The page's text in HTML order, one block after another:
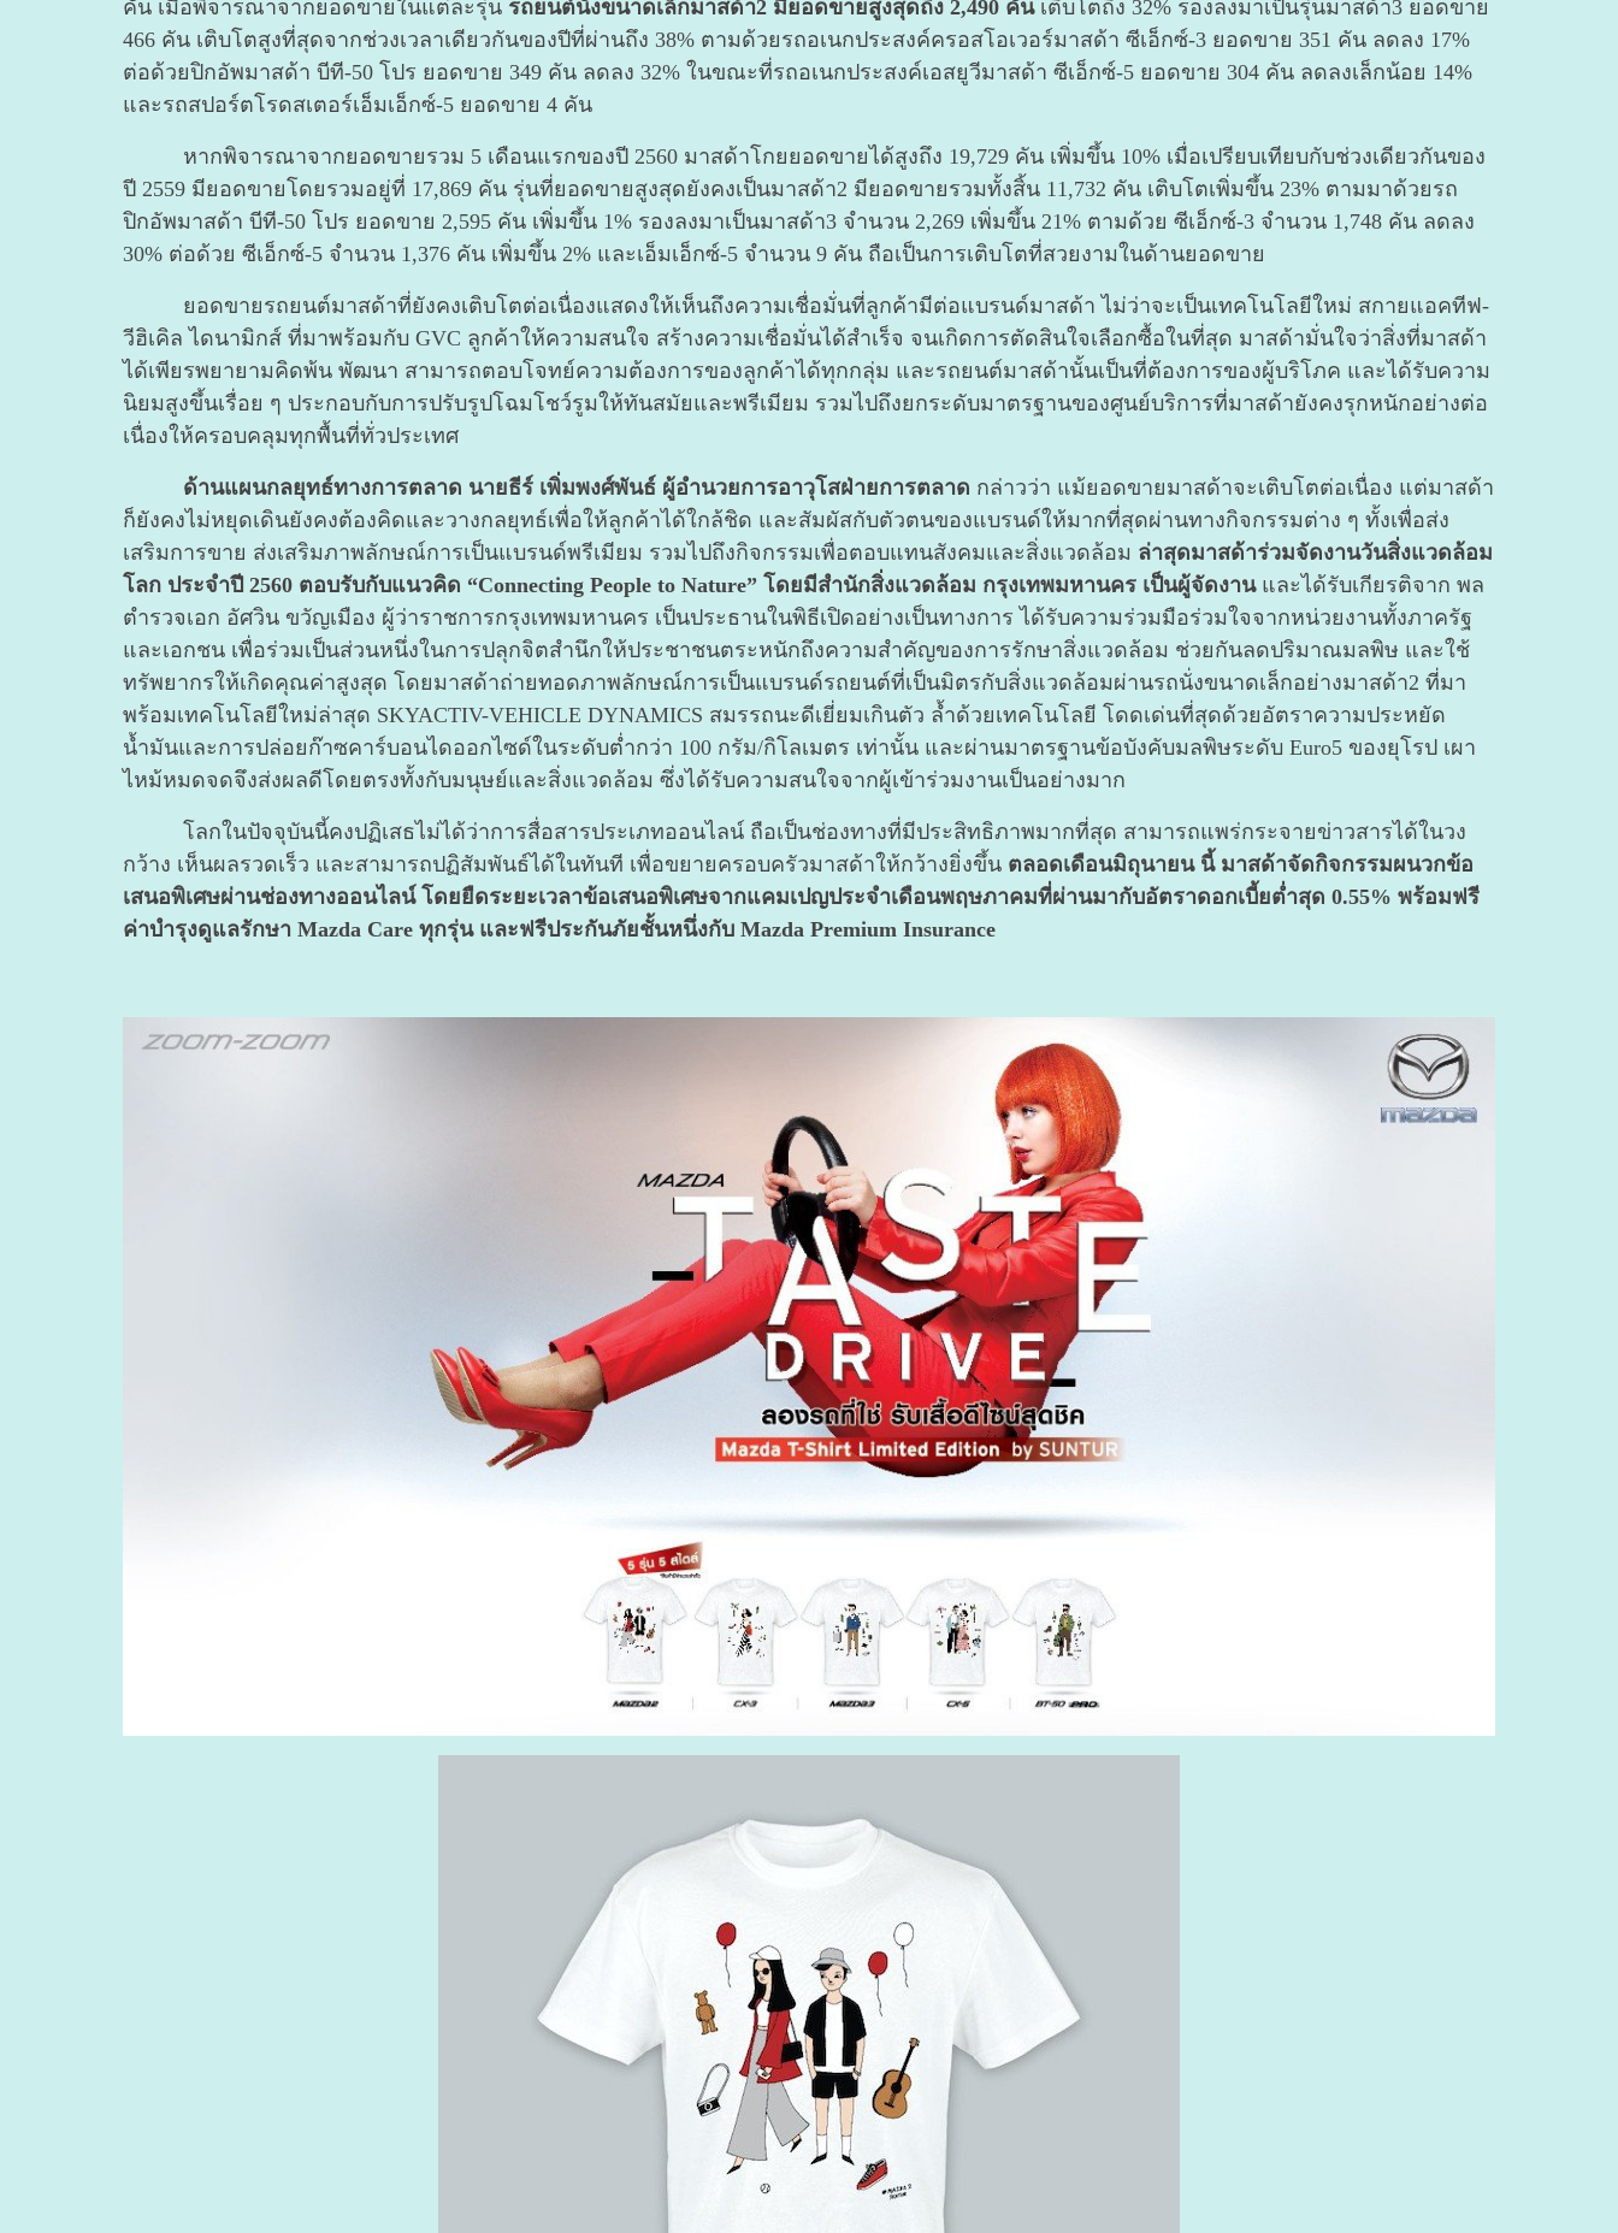
คัน เมื่อพิจารณาจากยอดขายในแต่ละรุ่น รถยนต์นั่งขนาดเล็กมาสด้า2 มียอดขายสูงสุดถึง 2,490 คันเติบโตถึง 32% รองลงมาเป็นรุ่นมาสด้า3 ยอดขาย
466 คัน เติบโตสูงที่สุดจากช่วงเวลาเดียวกันของปีที่ผ่านถึง 38% ตามด้วยรถอเนกประสงค์ครอสโอเวอร์มาสด้า ซีเอ็กซ์-3 ยอดขาย 351 คัน ลดลง 17%
ต่อด้วยปิกอัพมาสด้า บีที-50 โปร ยอดขาย 349 คัน ลดลง 32% ในขณะที่รถอเนกประสงค์เอสยูวีมาสด้า ซีเอ็กซ์-5 ยอดขาย 304 คัน ลดลงเล็กน้อย 14%
และรถสปอร์ตโรดสเตอร์เอ็มเอ็กซ์-5 ยอดขาย 4 คัน
หากพิจารณาจากยอดขายรวม 5 เดือนแรกของปี 2560 มาสด้าโกยยอดขายได้สูงถึง 19,729 คัน เพิ่มขึ้น 10% เมื่อเปรียบเทียบกับช่วงเดียวกันของ
ปี 2559 มียอดขายโดยรวมอยู่ที่ 17,869 คัน รุ่นที่ยอดขายสูงสุดยังคงเป็นมาสด้า2 มียอดขายรวมทั้งสิ้น 11,732 คัน เติบโตเพิ่มขึ้น 23% ตามมาด้วยรถ
ปิกอัพมาสด้า บีที-50 โปร ยอดขาย 2,595 คัน เพิ่มขึ้น 1% รองลงมาเป็นมาสด้า3 จำนวน 2,269 เพิ่มขึ้น 21% ตามด้วย ซีเอ็กซ์-3 จำนวน 1,748 คัน ลดลง
30% ต่อด้วย ซีเอ็กซ์-5 จำนวน 1,376 คัน เพิ่มขึ้น 2% และเอ็มเอ็กซ์-5 จำนวน 9 คัน ถือเป็นการเติบโตที่สวยงามในด้านยอดขาย
ยอดขายรถยนต์มาสด้าที่ยังคงเติบโตต่อเนื่องแสดงให้เห็นถึงความเชื่อมั่นที่ลูกค้ามีต่อแบรนด์มาสด้า ไม่ว่าจะเป็นเทคโนโลยีใหม่ สกายแอคทีฟ-
วีฮิเคิล ไดนามิกส์ ที่มาพร้อมกับ GVC ลูกค้าให้ความสนใจ สร้างความเชื่อมั่นได้สำเร็จ จนเกิดการตัดสินใจเลือกซื้อในที่สุด มาสด้ามั่นใจว่าสิ่งที่มาสด้า
ได้เพียรพยายามคิดพ้น พัฒนา สามารถตอบโจทย์ความต้องการของลูกค้าได้ทุกกลุ่ม และรถยนต์มาสด้านั้นเป็นที่ต้องการของผู้บริโภค และได้รับความ
นิยมสูงขึ้นเรื่อย ๆ ประกอบกับการปรับรูปโฉมโชว์รูมให้ทันสมัยและพรีเมียม รวมไปถึงยกระดับมาตรฐานของศูนย์บริการที่มาสด้ายังคงรุกหนักอย่างต่อ
เนื่องให้ครอบคลุมทุกพื้นที่ทั่วประเทศ
ด้านแผนกลยุทธ์ทางการตลาด นายธีร์ เพิ่มพงศ์พันธ์ ผู้อำนวยการอาวุโสฝ่ายการตลาด กล่าวว่า แม้ยอดขายมาสด้าจะเติบโตต่อเนื่อง แต่มาสด้า
ก็ยังคงไม่หยุดเดินยังคงต้องคิดและวางกลยุทธ์เพื่อให้ลูกค้าได้ใกล้ชิด และสัมผัสกับตัวตนของแบรนด์ให้มากที่สุดผ่านทางกิจกรรมต่าง ๆ ทั้งเพื่อส่ง
เสริมการขาย ส่งเสริมภาพลักษณ์การเป็นแบรนด์พรีเมียม รวมไปถึงกิจกรรมเพื่อตอบแทนสังคมและสิ่งแวดล้อม ล่าสุดมาสด้าร่วมจัดงานวันสิ่งแวดล้อม
โลก ประจำปี 2560 ตอบรับกับแนวคิด “Connecting People to Nature” โดยมีสำนักสิ่งแวดล้อม กรุงเทพมหานคร เป็นผู้จัดงานและได้รับเกียรติจาก พล
ตำรวจเอก อัศวิน ขวัญเมือง ผู้ว่าราชการกรุงเทพมหานคร เป็นประธานในพิธีเปิดอย่างเป็นทางการ ได้รับความร่วมมือร่วมใจจากหน่วยงานทั้งภาครัฐ
และเอกชน เพื่อร่วมเป็นส่วนหนึ่งในการปลุกจิตสำนึกให้ประชาชนตระหนักถึงความสำคัญของการรักษาสิ่งแวดล้อม ช่วยกันลดปริมาณมลพิษ และใช้
ทรัพยากรให้เกิดคุณค่าสูงสุด โดยมาสด้าถ่ายทอดภาพลักษณ์การเป็นแบรนด์รถยนต์ที่เป็นมิตรกับสิ่งแวดล้อมผ่านรถนั่งขนาดเล็กอย่างมาสด้า2 ที่มา
พร้อมเทคโนโลยีใหม่ล่าสุด SKYACTIV-VEHICLE DYNAMICS สมรรถนะดีเยี่ยมเกินตัว ล้ำด้วยเทคโนโลยี โดดเด่นที่สุดด้วยอัตราความประหยัด
น้ำมันและการปล่อยก๊าซคาร์บอนไดออกไซด์ในระดับต่ำกว่า 100 กรัม/กิโลเมตร เท่านั้น และผ่านมาตรฐานข้อบังคับมลพิษระดับ Euro5 ของยุโรป เผา
ไหม้หมดจดจึงส่งผลดีโดยตรงทั้งกับมนุษย์และสิ่งแวดล้อม ซึ่งได้รับความสนใจจากผู้เข้าร่วมงานเป็นอย่างมาก
โลกในปัจจุบันนี้คงปฏิเสธไม่ได้ว่าการสื่อสารประเภทออนไลน์ ถือเป็นช่องทางที่มีประสิทธิภาพมากที่สุด สามารถแพร่กระจายข่าวสารได้ในวง
กว้าง เห็นผลรวดเร็ว และสามารถปฏิสัมพันธ์ได้ในทันที เพื่อขยายครอบครัวมาสด้าให้กว้างยิ่งขึ้น ตลอดเดือนมิถุนายน นี้ มาสด้าจัดกิจกรรมผนวกข้อ
เสนอพิเศษผ่านช่องทางออนไลน์ โดยยืดระยะเวลาข้อเสนอพิเศษจากแคมเปญประจำเดือนพฤษภาคมที่ผ่านมากับอัตราดอกเบี้ยต่ำสุด 0.55% พร้อมฟรี
ค่าบำรุงดูแลรักษา Mazda Care ทุกรุ่น และฟรีประกันภัยชั้นหนึ่งกับ Mazda Premium Insurance